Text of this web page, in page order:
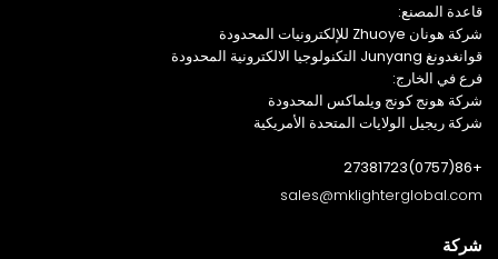
قاعدة المصنع:
شركة هونان Zhuoye للإلكترونيات المحدودة
قوانغدونغ Junyang التكنولوجيا الالكترونية المحدودة
فرع في الخارج:
شركة هونج كونج ويلماكس المحدودة
شركة ريجيل الولايات المتحدة الأمريكية
+86(0757)27381723
sales@mklighterglobal.com
شركة